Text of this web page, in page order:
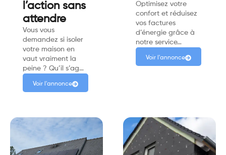
l’action sans
attendre
Vous vous
demandez si isoler
votre maison en
vaut vraiment la
peine ? Qu’il s’ag…
Voir l'annonce
Optimisez votre
confort et réduisez
vos factures
d’énergie grâce à
notre service…
Voir l'annonce